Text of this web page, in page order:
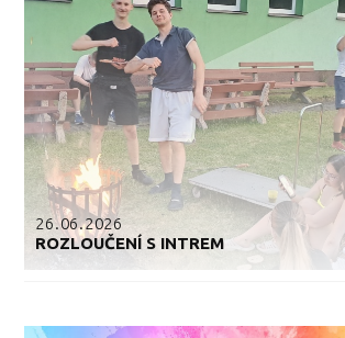
26.06.2026
ROZLOUČENÍ S INTREM